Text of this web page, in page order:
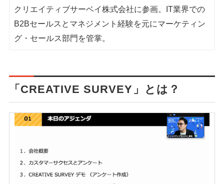
クリエイティブサーベイ株式会社に参画。IT業界での
B2Bセールスとマネジメント経験を元にマーケティン
グ・セールス部門を管掌。
「CREATIVE SURVEY」とは？